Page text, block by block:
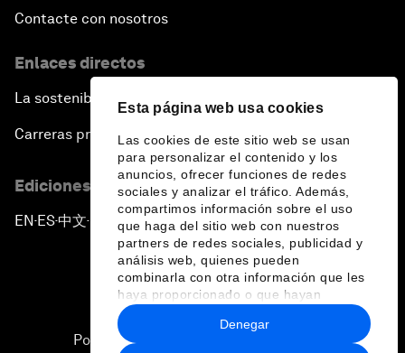
Esta página web usa cookies
Las cookies de este sitio web se usan
para personalizar el contenido y los
anuncios, ofrecer funciones de redes
sociales y analizar el tráfico. Además,
compartimos información sobre el uso
que haga del sitio web con nuestros
partners de redes sociales, publicidad y
análisis web, quienes pueden
combinarla con otra información que les
haya proporcionado o que hayan
recopilado a partir del uso que haya
hecho de sus servicios.
Denegar
Contacte con nosotros
Enlaces directos
La sostenibilidad en el Foro
Carreras profesionales
Ediciones en otros idiomas
EN ▪ES▪中文▪ 日本語
Política de privacidad y normas de uso